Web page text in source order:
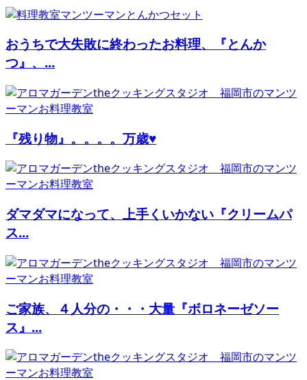
おうちで大失敗に終わったお料理、『とんか
つ』、...
『残り物』。。。。万歳♥
ダマダマになって、上手くいかない『クリームパ
ス...
ご家族、４人分の・・・大量『ボロネーゼソー
ス』...